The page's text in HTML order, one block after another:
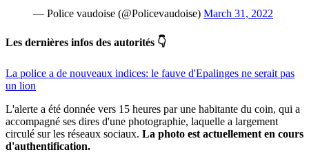
— Police vaudoise (@Policevaudoise) March 31, 2022
Les dernières infos des autorités 👇
La police a de nouveaux indices: le fauve d'Epalinges ne serait pas
un lion
L'alerte a été donnée vers 15 heures par une habitante du coin, qui a
accompagné ses dires d'une photographie, laquelle a largement
circulé sur les réseaux sociaux. La photo est actuellement en cours
d'authentification.